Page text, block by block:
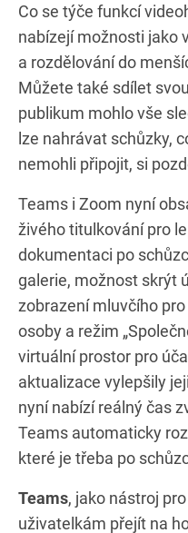
Co se týče funkcí
nabízejí možnosti jako
a rozdělování do
Můžete také sdílet
publikum mohlo vše
lze nahrávat schůzky,
nemohli připojit, si
Teams i Zoom nyní
živého titulkování pro
dokumentaci po
galerie, možnost skrýt
zobrazení mluvčího
osoby a režim
virtuální prostor pro
aktualizace vylepšily
nyní nabízí reálný čas
Teams automaticky
které je třeba po
Teams, jako nástroj
uživatelkám přejít na